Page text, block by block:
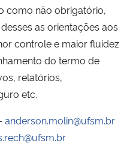
Humanos
como não obrigatório,
as orientações aos
controle e maior fluidez
do termo de
relatórios,
etc.
anderson.molin@ufsm.br